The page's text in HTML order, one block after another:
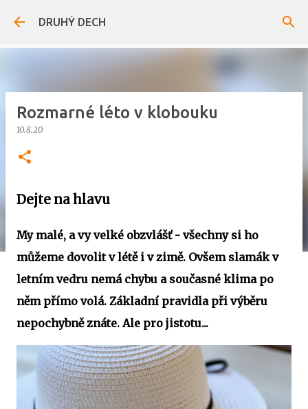
Přeskočit na hlavní obsah
DRUHÝ DECH
Rozmarné léto v klobouku
10.8.20
Dejte na hlavu
My malé, a vy velké obzvlášť - všechny si ho
můžeme dovolit v létě i v zimě. Ovšem slamák v
letním vedru nemá chybu a současné klima po
něm přímo volá. Základní pravidla při výběru
nepochybně znáte. Ale pro jistotu...